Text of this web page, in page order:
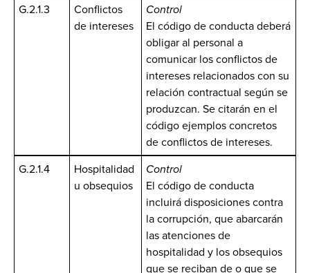
G.2.1.3
Conflictos
de intereses
Control
El código de conducta deberá
obligar al personal a
comunicar los conflictos de
intereses relacionados con su
relación contractual según se
produzcan. Se citarán en el
código ejemplos concretos
de conflictos de intereses.
G.2.1.4
Hospitalidad
u obsequios
Control
El código de conducta
incluirá disposiciones contra
la corrupción, que abarcarán
las atenciones de
hospitalidad y los obsequios
que se reciban de o que se